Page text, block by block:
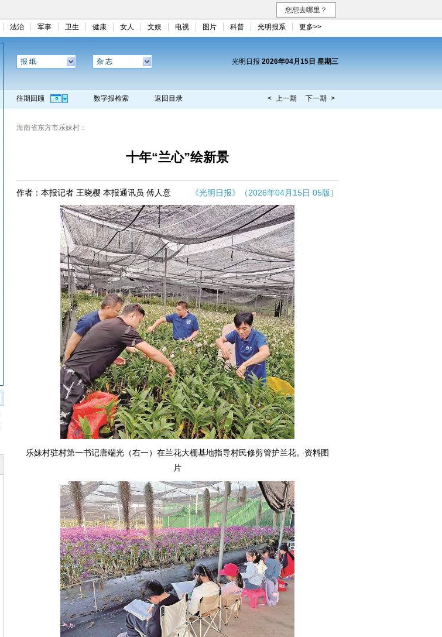
您想去哪里？
法治 军事 卫生 健康 女人 文娱 电视 图片 科普 光明报系 更多>>
报 纸 杂 志 光明日报 2026年04月15日 星期三
往期回顾 数字报检索 返回目录 < 上一期 下一期 >
海南省东方市乐妹村：
十年“兰心”绘新景
作者：本报记者 王晓樱 本报通讯员 傅人意 《光明日报》（2026年04月15日 05版）
乐妹村驻村第一书记唐端光（右一）在兰花大棚基地指导村民修剪管护兰花。资料图
片